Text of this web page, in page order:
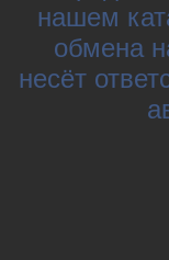
нашем
обмена
несёт